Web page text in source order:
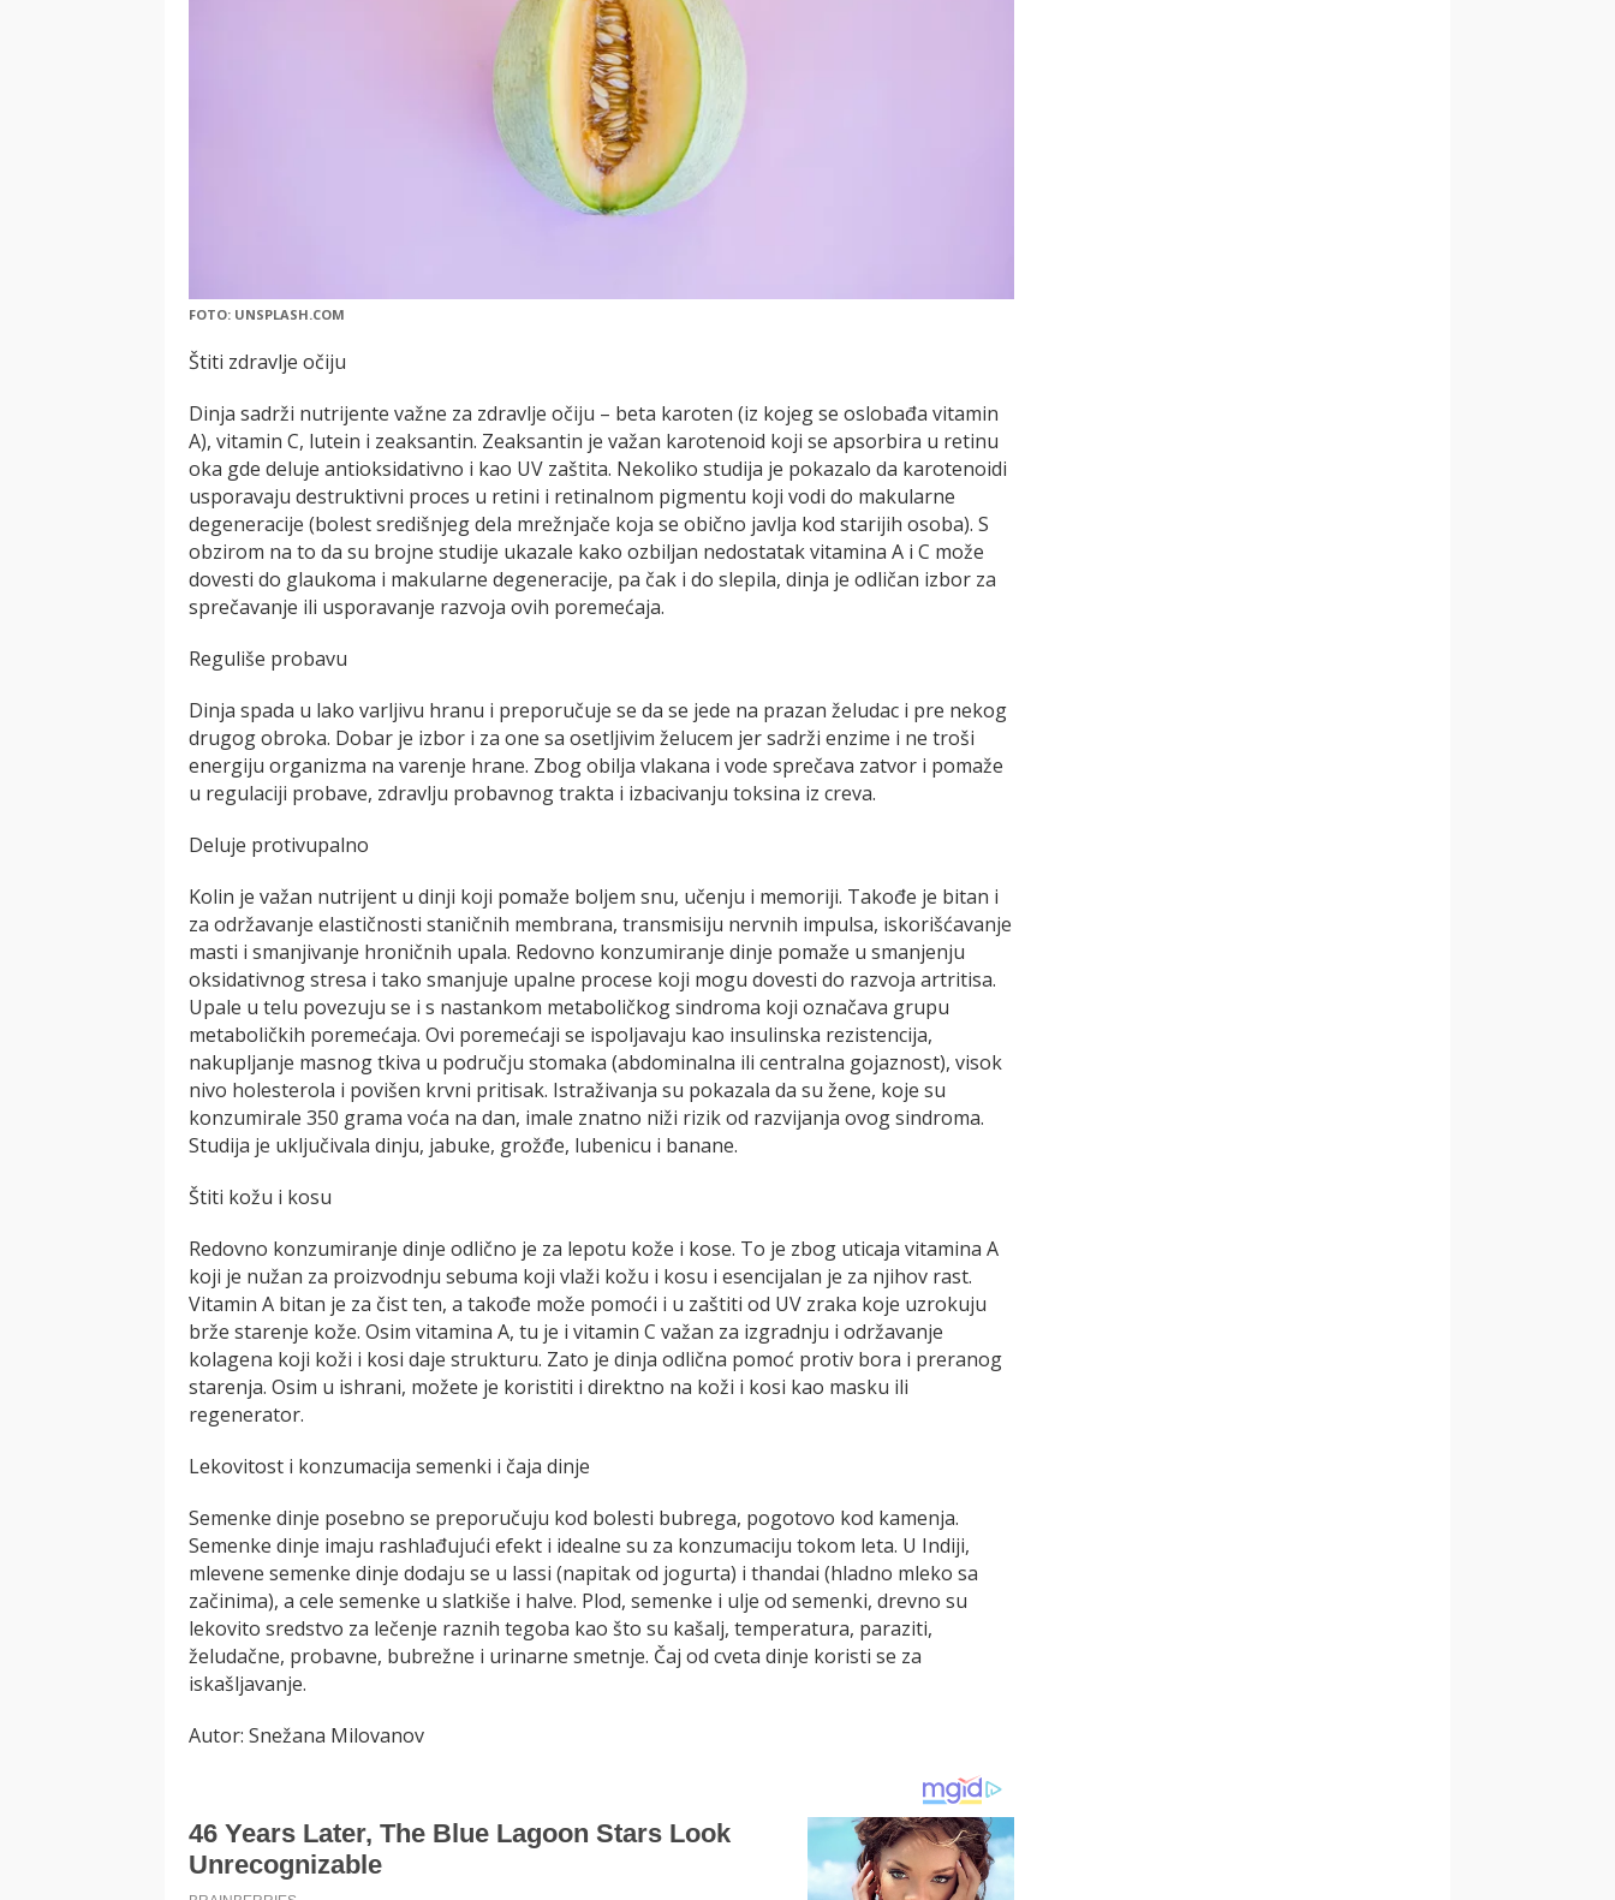
FOTO: UNSPLASH.COM
Štiti zdravlje očiju
Dinja sadrži nutrijente važne za zdravlje očiju – beta karoten (iz kojeg se oslobađa vitamin
A), vitamin C, lutein i zeaksantin. Zeaksantin je važan karotenoid koji se apsorbira u retinu
oka gde deluje antioksidativno i kao UV zaštita. Nekoliko studija je pokazalo da karotenoidi
usporavaju destruktivni proces u retini i retinalnom pigmentu koji vodi do makularne
degeneracije (bolest središnjeg dela mrežnjače koja se obično javlja kod starijih osoba). S
obzirom na to da su brojne studije ukazale kako ozbiljan nedostatak vitamina A i C može
dovesti do glaukoma i makularne degeneracije, pa čak i do slepila, dinja je odličan izbor za
sprečavanje ili usporavanje razvoja ovih poremećaja.
Reguliše probavu
Dinja spada u lako varljivu hranu i preporučuje se da se jede na prazan želudac i pre nekog
drugog obroka. Dobar je izbor i za one sa osetljivim želucem jer sadrži enzime i ne troši
energiju organizma na varenje hrane. Zbog obilja vlakana i vode sprečava zatvor i pomaže
u regulaciji probave, zdravlju probavnog trakta i izbacivanju toksina iz creva.
Deluje protivupalno
Kolin je važan nutrijent u dinji koji pomaže boljem snu, učenju i memoriji. Takođe je bitan i
za održavanje elastičnosti staničnih membrana, transmisiju nervnih impulsa, iskorišćavanje
masti i smanjivanje hroničnih upala. Redovno konzumiranje dinje pomaže u smanjenju
oksidativnog stresa i tako smanjuje upalne procese koji mogu dovesti do razvoja artritisa.
Upale u telu povezuju se i s nastankom metaboličkog sindroma koji označava grupu
metaboličkih poremećaja. Ovi poremećaji se ispoljavaju kao insulinska rezistencija,
nakupljanje masnog tkiva u području stomaka (abdominalna ili centralna gojaznost), visok
nivo holesterola i povišen krvni pritisak. Istraživanja su pokazala da su žene, koje su
konzumirale 350 grama voća na dan, imale znatno niži rizik od razvijanja ovog sindroma.
Studija je uključivala dinju, jabuke, grožđe, lubenicu i banane.
Štiti kožu i kosu
Redovno konzumiranje dinje odlično je za lepotu kože i kose. To je zbog uticaja vitamina A
koji je nužan za proizvodnju sebuma koji vlaži kožu i kosu i esencijalan je za njihov rast.
Vitamin A bitan je za čist ten, a takođe može pomoći i u zaštiti od UV zraka koje uzrokuju
brže starenje kože. Osim vitamina A, tu je i vitamin C važan za izgradnju i održavanje
kolagena koji koži i kosi daje strukturu. Zato je dinja odlična pomoć protiv bora i preranog
starenja. Osim u ishrani, možete je koristiti i direktno na koži i kosi kao masku ili
regenerator.
Lekovitost i konzumacija semenki i čaja dinje
Semenke dinje posebno se preporučuju kod bolesti bubrega, pogotovo kod kamenja.
Semenke dinje imaju rashlađujući efekt i idealne su za konzumaciju tokom leta. U Indiji,
mlevene semenke dinje dodaju se u lassi (napitak od jogurta) i thandai (hladno mleko sa
začinima), a cele semenke u slatkiše i halve. Plod, semenke i ulje od semenki, drevno su
lekovito sredstvo za lečenje raznih tegoba kao što su kašalj, temperatura, paraziti,
želudačne, probavne, bubrežne i urinarne smetnje. Čaj od cveta dinje koristi se za
iskašljavanje.
Autor: Snežana Milovanov